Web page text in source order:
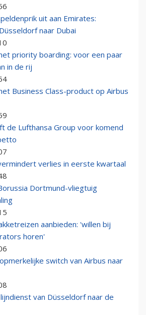
uit aan Emirates:
naar Dubai
priority boarding: voor een paar
in de rij
Business Class-product op Airbus
de Lufthansa Group voor komend
verlies in eerste kwartaal
Dortmund-vliegtuig
aanbieden: 'willen bij
horen'
switch van Airbus naar
van Düsseldorf naar de